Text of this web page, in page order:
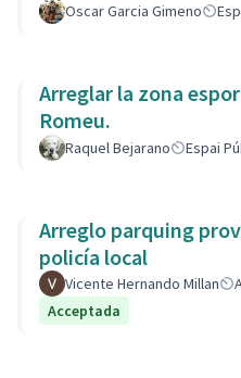
Oscar Garcia Gimeno
Arreglar la zona
Romeu.
Raquel Bejarano Espai
Arreglo parquing
policía local
Vicente Hernando Millan
Acceptada